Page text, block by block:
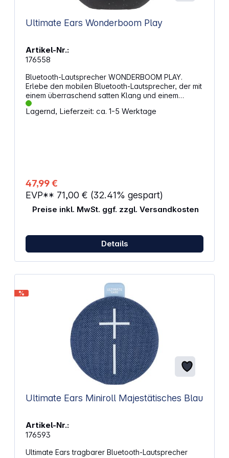
Ultimate Ears Wonderboom Play
Artikel-Nr.:
176558
Bluetooth-Lautsprecher WONDERBOOM PLAY.
Erlebe den mobilen Bluetooth-Lautsprecher, der mit
einem überraschend satten Klang und einem
leichteren, nachhaltigen Design überzeugt. Mit bis
zu 10 Stunden Wiedergabezeit mit einer einzigen
Sound, der dich und deine Freunde begeistern wird.
Egal ob drinnen oder draußen, der Lautsprecher
liefert klare Höhen und tiefe Bässe, die jede Playlist
zum Leben erwecken. Design und HaltbarkeitMit
seinem leichten und dennoch robusten Design ist
unterwegs. Die IP67-Einstufung bedeutet, dass er
sowohl wasser- als auch staubdicht ist, sodass du
ihn bedenkenlos überallhin mitnehmen kannst.
Eigenschaften: Überraschend satter Klang für seine
Einstufung für Wasser- und Staubdichtigkeit
Handschlaufe für einfachen Transport
Abmessungen (BxH): 95,3 x 104 mm Gewicht: 318 g
Lagernd, Lieferzeit: ca. 1-5 Werktage
47,99 €
EVP** 71,00 € (32.41% gespart)
Preise inkl. MwSt. ggf. zzgl. Versandkosten
Details
%
Ultimate Ears Miniroll Majestätisches Blau
Artikel-Nr.:
176593
Ultimate Ears tragbarer Bluetooth-Lautsprecher